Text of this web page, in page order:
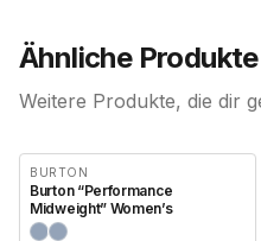
Ähnliche Produkte
Weitere Produkte, die dir
BURTON
Burton “Performance
Midweight” Women’s